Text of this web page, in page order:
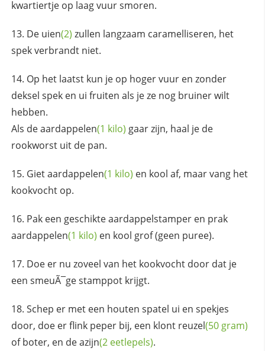
kwartiertje op laag vuur smoren.
De uien(2) zullen langzaam caramelliseren, het
spek verbrandt niet.
Op het laatst kun je op hoger vuur en zonder
deksel spek en ui fruiten als je ze nog bruiner wilt
hebben.
Als deaardappelen(1 kilo) gaar zijn, haal je de
rookworst uit de pan.
Gietaardappelen(1 kilo) en kool af, maar vang het
kookvocht op.
Pak een geschikte aardappelstamper en prak
aardappelen(1 kilo) en kool grof (geen puree).
Doe er nu zoveel van het kookvocht door dat je
een smeuÃ¯ge stamppot krijgt.
Schep er met een houten spatel ui en spekjes
door, doe er flink peper bij, een klont reuzel(50 gram)
of boter, en deazijn(2 eetlepels).